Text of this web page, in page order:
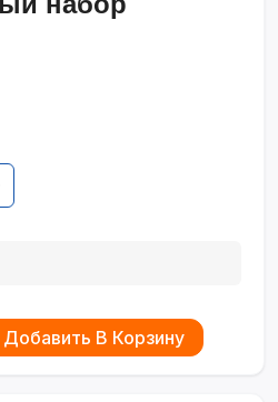
Добавить В Корзину